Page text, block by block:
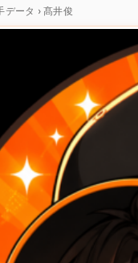
データ ›髙井俊